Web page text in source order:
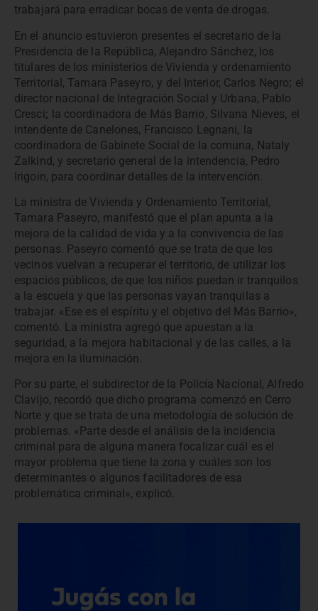
trabajará para erradicar bocas de venta de drogas.
En el anuncio estuvieron presentes el secretario de la
Presidencia de la República, Alejandro Sánchez, los
titulares de los ministerios de Vivienda y ordenamiento
Territorial, Tamara Paseyro, y del Interior, Carlos Negro; el
director nacional de Integración Social y Urbana, Pablo
Cresci; la coordinadora de Más Barrio, Silvana Nieves, el
intendente de Canelones, Francisco Legnani, la
coordinadora de Gabinete Social de la comuna, Nataly
Zalkind, y secretario general de la intendencia, Pedro
Irigoin, para coordinar detalles de la intervención.
La ministra de Vivienda y Ordenamiento Territorial,
Tamara Paseyro, manifestó que el plan apunta a la
mejora de la calidad de vida y a la convivencia de las
personas. Paseyro comentó que se trata de que los
vecinos vuelvan a recuperar el territorio, de utilizar los
espacios públicos, de que los niños puedan ir tranquilos
a la escuela y que las personas vayan tranquilas a
trabajar. «Ese es el espíritu y el objetivo del Más Barrio»,
comentó. La ministra agregó que apuestan a la
seguridad, a la mejora habitacional y de las calles, a la
mejora en la iluminación.
Por su parte, el subdirector de la Policía Nacional, Alfredo
Clavijo, recordó que dicho programa comenzó en Cerro
Norte y que se trata de una metodología de solución de
problemas. «Parte desde el análisis de la incidencia
criminal para de alguna manera focalizar cuál es el
mayor problema que tiene la zona y cuáles son los
determinantes o algunos facilitadores de esa
problemática criminal», explicó.